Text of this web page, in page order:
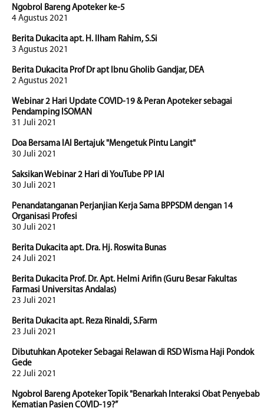
Ngobrol Bareng Apoteker ke-5
4 Agustus 2021
Berita Dukacita apt. H. Ilham Rahim, S.Si
3 Agustus 2021
Berita Dukacita Prof Dr apt Ibnu Gholib Gandjar, DEA
2 Agustus 2021
Webinar 2 Hari Update COVID-19 & Peran Apoteker sebagai
Pendamping ISOMAN
31 Juli 2021
Doa Bersama IAI Bertajuk "Mengetuk Pintu Langit"
30 Juli 2021
Saksikan Webinar 2 Hari di YouTube PP IAI
30 Juli 2021
Penandatanganan Perjanjian Kerja Sama BPPSDM dengan 14
Organisasi Profesi
30 Juli 2021
Berita Dukacita apt. Dra. Hj. Roswita Bunas
24 Juli 2021
Berita Dukacita Prof. Dr. Apt. Helmi Arifin (Guru Besar Fakultas
Farmasi Universitas Andalas)
23 Juli 2021
Berita Dukacita apt. Reza Rinaldi, S.Farm
23 Juli 2021
Dibutuhkan Apoteker Sebagai Relawan di RSD Wisma Haji Pondok
Gede
22 Juli 2021
Ngobrol Bareng Apoteker Topik "Benarkah Interaksi Obat Penyebab
Kematian Pasien COVID-19?”